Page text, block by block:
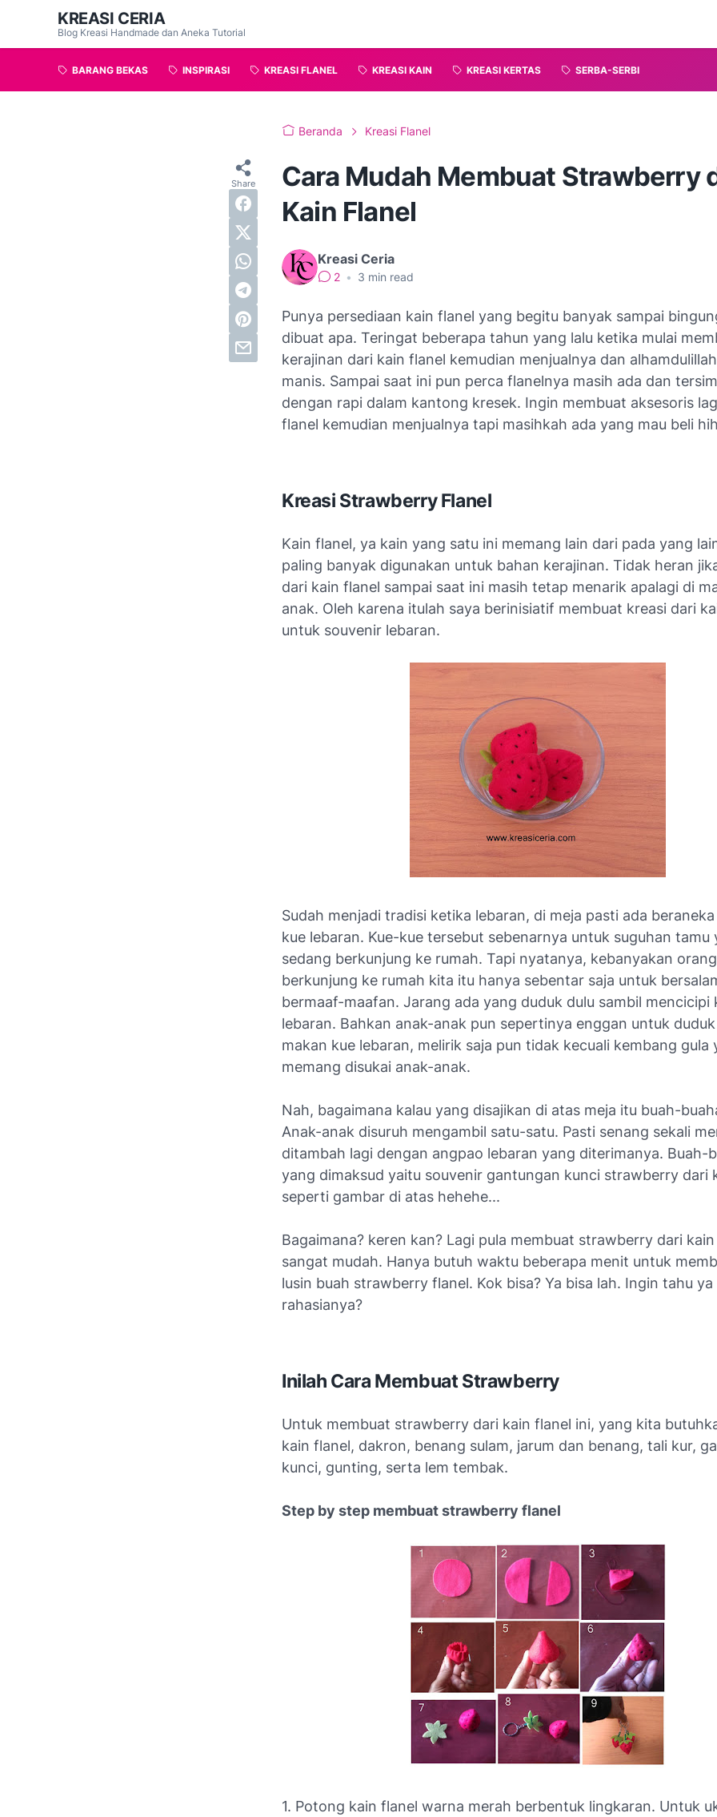
KREASI CERIA
Blog Kreasi Handmade dan Aneka Tutorial
BARANG BEKAS INSPIRASI KREASI FLANEL KREASI KAIN KREASI KERTAS SERBA-SERBI
Beranda Kreasi Flanel
Cara Mudah Membuat Strawberry
Kain Flanel
Kreasi Ceria
2 • 3 min read
Punya persediaan kain flanel yang begitu banyak sampai
dibuat apa. Teringat beberapa tahun yang lalu ketika mulai
kerajinan dari kain flanel kemudian menjualnya dan
manis. Sampai saat ini pun perca flanelnya masih ada dan
dengan rapi dalam kantong kresek. Ingin membuat aksesoris
flanel kemudian menjualnya tapi masihkah ada yang mau beli
Kreasi Strawberry Flanel
Kain flanel, ya kain yang satu ini memang lain dari pada yang
paling banyak digunakan untuk bahan kerajinan. Tidak heran
dari kain flanel sampai saat ini masih tetap menarik apalagi di
anak. Oleh karena itulah saya berinisiatif membuat kreasi dari
untuk souvenir lebaran.
Sudah menjadi tradisi ketika lebaran, di meja pasti ada
kue lebaran. Kue-kue tersebut sebenarnya untuk suguhan tamu
sedang berkunjung ke rumah. Tapi nyatanya, kebanyakan
berkunjung ke rumah kita itu hanya sebentar saja untuk
bermaaf-maafan. Jarang ada yang duduk dulu sambil mencicipi
lebaran. Bahkan anak-anak pun sepertinya enggan untuk
makan kue lebaran, melirik saja pun tidak kecuali kembang gula
memang disukai anak-anak.
Nah, bagaimana kalau yang disajikan di atas meja itu buah-
Anak-anak disuruh mengambil satu-satu. Pasti senang sekali
ditambah lagi dengan angpao lebaran yang diterimanya. Buah-
yang dimaksud yaitu souvenir gantungan kunci strawberry dari
seperti gambar di atas hehehe...
Bagaimana? keren kan? Lagi pula membuat strawberry dari
sangat mudah. Hanya butuh waktu beberapa menit untuk
lusin buah strawberry flanel. Kok bisa? Ya bisa lah. Ingin tahu ya
rahasianya?
Inilah Cara Membuat Strawberry
Untuk membuat strawberry dari kain flanel ini, yang kita
kain flanel, dakron, benang sulam, jarum dan benang, tali kur,
kunci, gunting, serta lem tembak.
Step by step membuat strawberry flanel
1. Potong kain flanel warna merah berbentuk lingkaran. Untuk